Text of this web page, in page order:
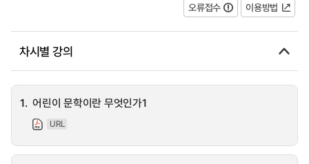
오류접수 이용방법
차시별 강의
1. 어린이 문학이란 무엇인가1
URL